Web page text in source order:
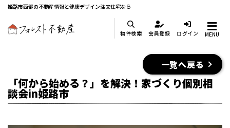
姫路市西部の不動産情報と健康デザイン注文住宅なら
物件検索 会員登録 ログイン MENU
一覧へ戻る
「何から始める？」を解決！家づくり個別相
談会in姫路市